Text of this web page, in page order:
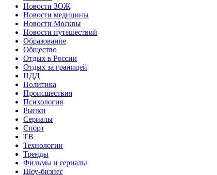
Новости ЗОЖ
Новости медицины
Новости Москвы
Новости путешествий
Образование
Общество
Отдых в России
Отдых за границей
ПДД
Политика
Происшествия
Психология
Рынки
Сериалы
Спорт
ТВ
Технологии
Тренды
Фильмы и сериалы
Шоу-бизнес